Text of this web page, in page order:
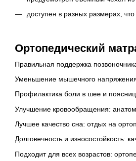
доступен в разных размерах,
Ортопедический
Правильная поддержка
Уменьшение мышечного
Профилактика боли в шее и
Улучшение кровообращения:
Лучшее качество сна: отдых на
Долговечность и износостойкость:
Подходит для всех возрастов: